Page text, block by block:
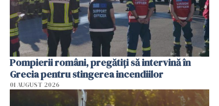
Pompierii români, pregătiţi să intervină în
Grecia pentru stingerea incendiilor
01 AUGUST 2026